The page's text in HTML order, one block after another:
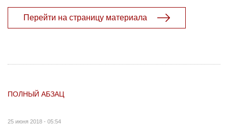
Перейти на страницу материала
ПОЛНЫЙ АБЗАЦ
25 июня 2018 - 05:54